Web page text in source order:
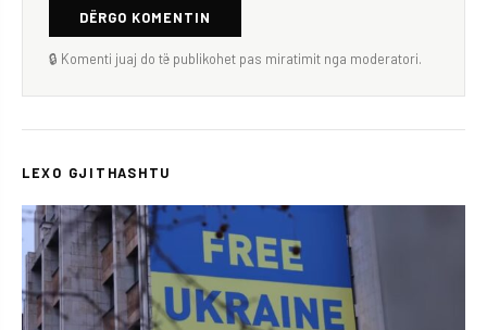
DËRGO KOMENTIN
🔒 Komenti juaj do të publikohet pas miratimit nga moderatori.
LEXO GJITHASHTU